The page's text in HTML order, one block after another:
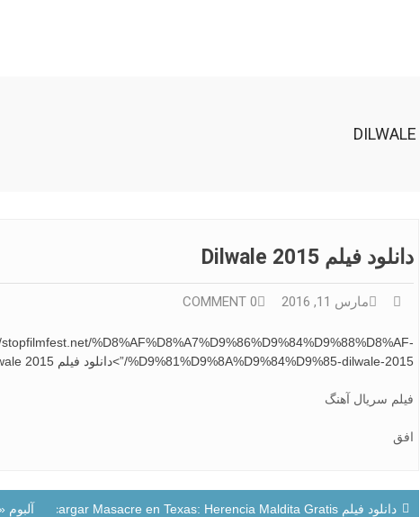
دانلود فیلم Dilwale 2015
مارس 11, 2016 0 COMMENT
%D8%AF%D8%A7%D9%86%D9%84%D9%88%D8%AF-
%D9%81%D9%8A%D9%84%D9%85-dilwale-2015/”>دانلود فیلم Dilwale 2015
فیلم سریال آهنگ
افق
راهبری
آلبوم دانلود فیلم Descargar Masacre en Texas: Herencia Maldita Gratis